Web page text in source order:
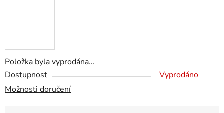
Položka byla vyprodána…
Dostupnost
Vyprodáno
Možnosti doručení